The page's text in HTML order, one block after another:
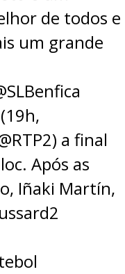
de todos e
um grande
) a final
Após as
Iñaki Martín,